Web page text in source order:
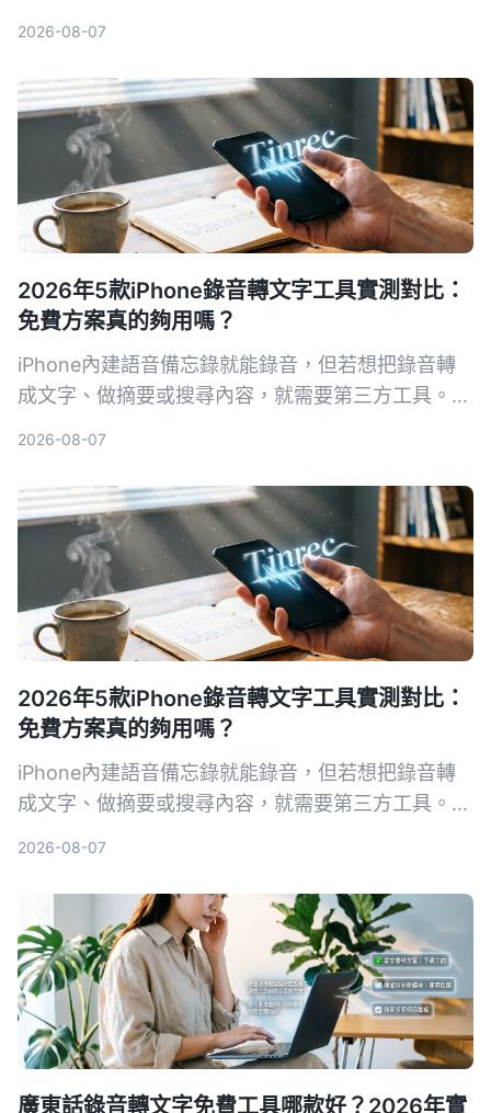
2026-08-07
2026年5款iPhone錄音轉文字工具實測對比：
免費方案真的夠用嗎？
iPhone內建語音備忘錄就能錄音，但若想把錄音轉
成文字、做摘要或搜尋內容，就需要第三方工具。本
2026-08-07
2026年5款iPhone錄音轉文字工具實測對比：
免費方案真的夠用嗎？
iPhone內建語音備忘錄就能錄音，但若想把錄音轉
成文字、做摘要或搜尋內容，就需要第三方工具。本
2026-08-07
廣東話錄音轉文字免費工具哪款好？2026年實